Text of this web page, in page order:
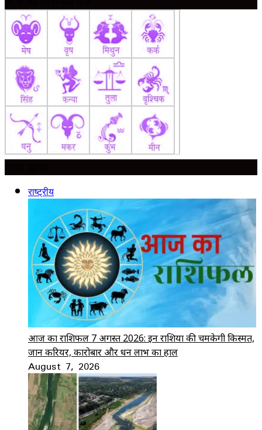
राष्ट्रीय
आज का राशिफल 7 अगस्त 2026: इन राशियों की चमकेगी किस्मत,
जानें करियर, कारोबार और धन लाभ का हाल
August 7, 2026